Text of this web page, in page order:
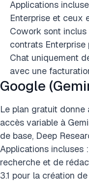
Applications
Enterprise et ceux
Cowork sont
contrats
Chat uniquement
avec une
Google
Le plan gratuit donne
accès variable à
de base, Deep
Applications incluses
recherche et de
3.1 pour la création